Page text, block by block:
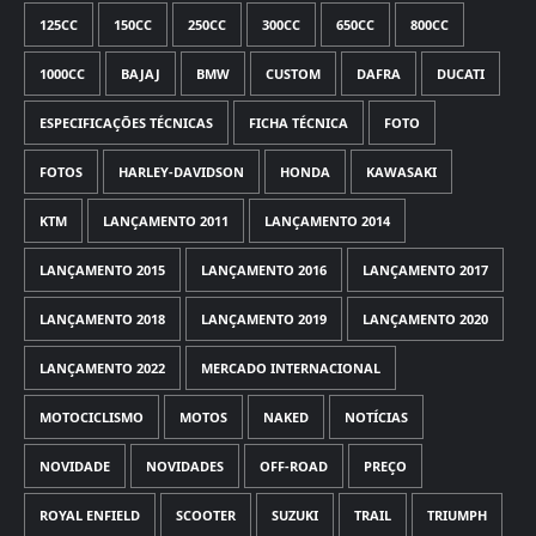
125CC 150CC 250CC 300CC 650CC 800CC
1000CC BAJAJ BMW CUSTOM DAFRA DUCATI
ESPECIFICAÇÕES TÉCNICAS FICHA TÉCNICA FOTO
FOTOS HARLEY-DAVIDSON HONDA KAWASAKI
KTM LANÇAMENTO 2011 LANÇAMENTO 2014
LANÇAMENTO 2015 LANÇAMENTO 2016 LANÇAMENTO 2017
LANÇAMENTO 2018 LANÇAMENTO 2019 LANÇAMENTO 2020
LANÇAMENTO 2022 MERCADO INTERNACIONAL
MOTOCICLISMO MOTOS NAKED NOTÍCIAS
NOVIDADE NOVIDADES OFF-ROAD PREÇO
ROYAL ENFIELD SCOOTER SUZUKI TRAIL TRIUMPH